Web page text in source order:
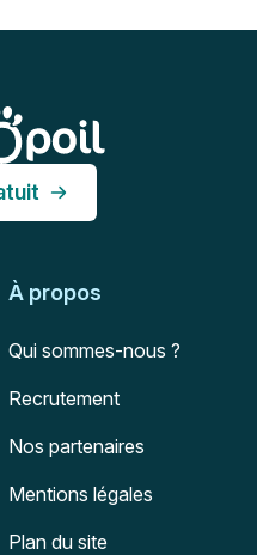
À propos
Qui sommes-nous ?
Recrutement
Nos partenaires
Mentions légales
Plan du site